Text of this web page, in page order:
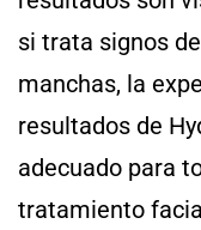
si trata signos
manchas, la
resultados de
adecuado para
tratamiento